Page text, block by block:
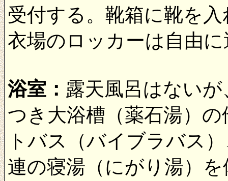
受付する。靴箱に靴を
衣場のロッカーは自由
浴室： 露天風呂はない
つき大浴槽（薬石湯）
トバス（バイブラバス
連の寝湯（にがり湯）